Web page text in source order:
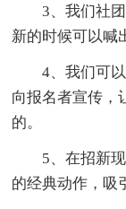
3、我们社团
新的时候可以喊
4、我们可以
向报名者宣传，
的。
5、在招新现
的经典动作，吸